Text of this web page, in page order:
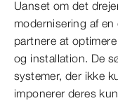
Uanset om det
modernisering af
partnere at
og installation. De
systemer, der ikke
imponerer deres